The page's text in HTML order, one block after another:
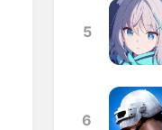
5
6